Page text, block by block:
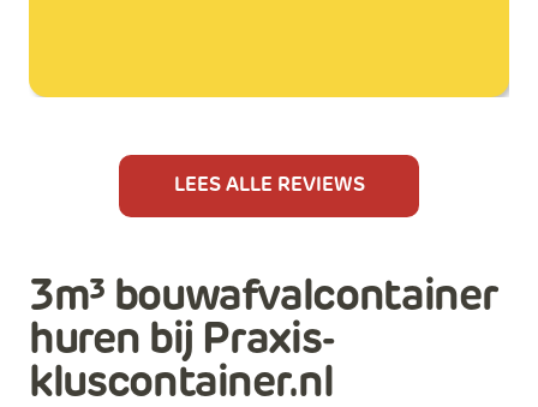
LEES ALLE REVIEWS
3m³ bouwafvalcontainer
huren bij Praxis-
kluscontainer.nl